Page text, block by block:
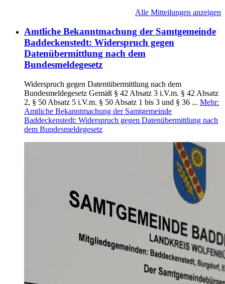
Alle Mitteilungen anzeigen
Amtliche Bekanntmachung der Samtgemeinde
Baddeckenstedt: Widerspruch gegen
Datenübermittlung nach dem
Bundesmeldegesetz
Widerspruch gegen Datentübermittlung nach dem
Bundesmeldegesetz Gemäß § 42 Absatz 3 i.V.m. § 42 Absatz
2, § 50 Absatz 5 i.V.m. § 50 Absatz 1 bis 3 und § 36 ... Mehr:
Amtliche Bekanntmachung der Samtgemeinde
Baddeckenstedt: Widerspruch gegen Datenübermittlung nach
dem Bundesmeldegesetz